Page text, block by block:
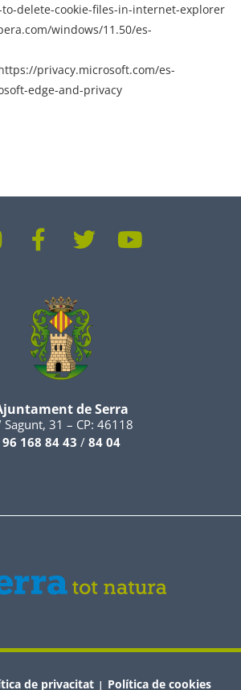
delete-cookie-files-in-internet-explorer
windows/11.50/es-
privacy.microsoft.com/es-
edge-and-privacy
de Serra
Sagunt, 31 – CP: 46118
96 168 84 43 / 84 04
de privacitat | Política de cookies